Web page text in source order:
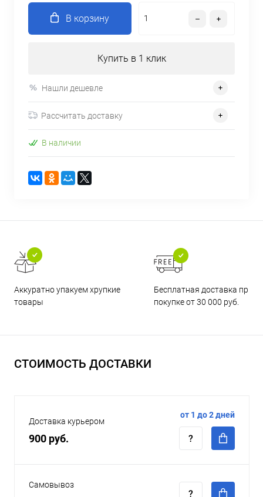
В корзину
Купить в 1 клик
Нашли дешевле
Рассчитать доставку
В наличии
Аккуратно упакуем хрупкие
товары
Бесплатная доставка при
покупке от 30 000 руб.
СТОИМОСТЬ ДОСТАВКИ
Доставка курьером
900 руб.
от 1 до 2 дней
Самовывоз